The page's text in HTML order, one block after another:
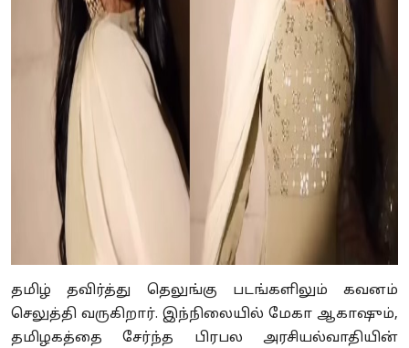
தமிழ் தவிர்த்து தெலுங்கு படங்களிலும் கவனம்
செலுத்தி வருகிறார். இந்நிலையில் மேகா ஆகாஷும்,
தமிழகத்தை சேர்ந்த பிரபல அரசியல்வாதியின்